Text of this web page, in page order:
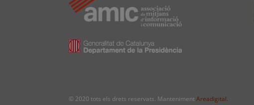
© 2020 tots els drets reservats. MantenimentAreadigital.